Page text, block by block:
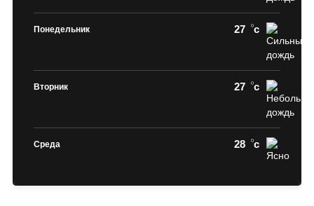
Понедельник 27 c
Вторник 27 c
Среда 28 c